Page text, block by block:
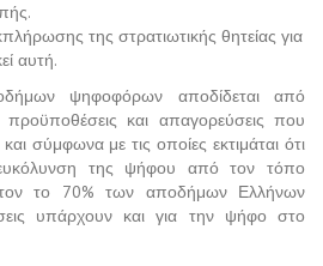
της στρατιωτικής θητείας για
αυτή.
ψηφοφόρων αποδίδεται από
προϋποθέσεις και απαγορεύσεις που
σύμφωνα με τις οποίες εκτιμάται ότι
της ψήφου από τον τόπο
το 70% των αποδήμων Ελλήνων
υπάρχουν και για την ψήφο στο